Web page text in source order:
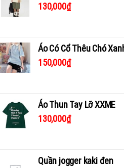
130,000₫
Áo Có Cổ Thêu Chó
150,000₫
Áo Thun Tay Lỡ XXME
130,000₫
Quần jogger kaki đen